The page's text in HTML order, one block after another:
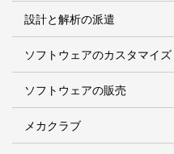
設計と解析の派遣
ソフトウェアのカスタマイズ
ソフトウェアの販売
メカクラブ